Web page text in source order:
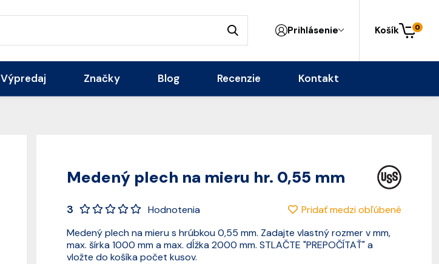
Prihlásenie Košík 0
Výpredaj Značky Blog Recenzie Kontakt
Medený plech na mieru hr. 0,55 mm
3 Hodnotenia
Pridať medzi obľúbené
Medený plech na mieru s hrúbkou 0,55 mm. Zadajte vlastný rozmer v mm,
max. šírka 1000 mm a max. dĺžka 2000 mm. STLAČTE "PREPOČÍTAŤ" a
vložte do košíka počet kusov.